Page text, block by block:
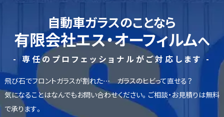
自動車ガラスのことなら
有限会社エス・オーフィルムへ
- 専任のプロフェッショナルがご対応します -
飛び石でフロントガラスが割れた… ガラスのヒビって直せる？
気になることはなんでもお問い合わせください。ご相談・お見積りは無料
で承ります。